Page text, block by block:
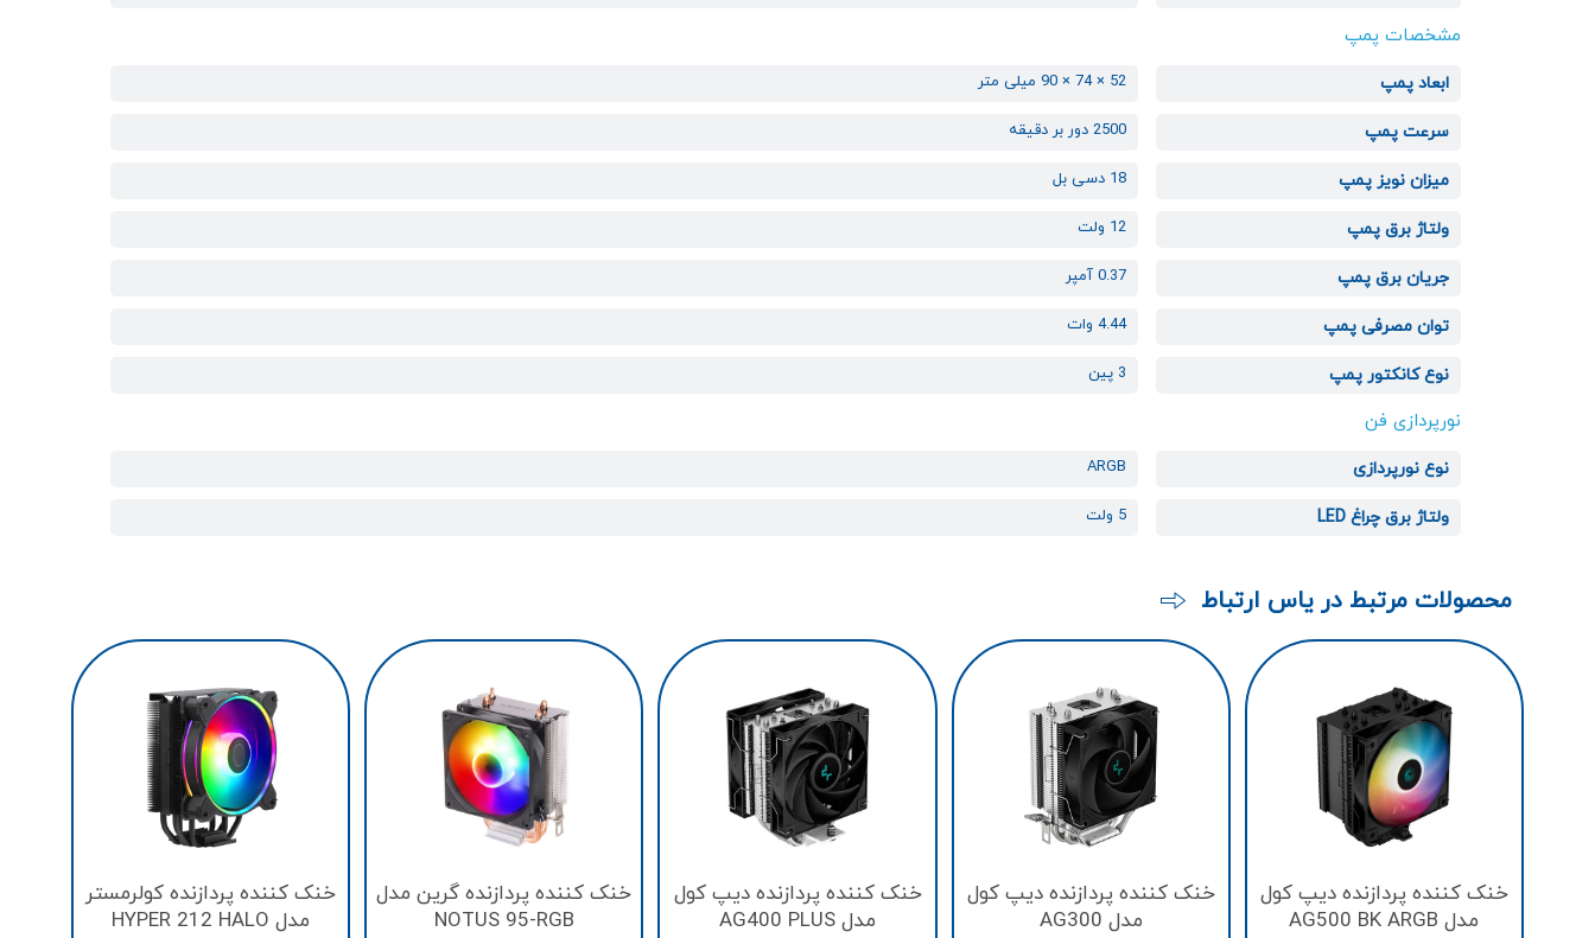
مشخصات پمپ
ابعاد پمپ 52 × 74 × 90 میلی متر
سرعت پمپ 2500 دور بر دقیقه
میزان نویز پمپ 18 دسی بل
ولتاژ برق پمپ 12 ولت
جریان برق پمپ 0.37 آمپر
توان مصرفی پمپ 4.44 وات
نوع کانکتور پمپ 3 پین
نورپردازی فن
نوع نورپردازی ARGB
ولتاژ برق چراغ LED 5 ولت
محصولات مرتبط در یاس ارتباط
خنک کننده پردازنده دیپ کول
مدل AG500 BK ARGB
خنک کننده پردازنده دیپ کول
مدل AG300
خنک کننده پردازنده دیپ کول
مدل AG400 PLUS
خنک کننده پردازنده گرین مدل
NOTUS 95-RGB
خنک کننده پردازنده کولرمستر
مدل HYPER 212 HALO